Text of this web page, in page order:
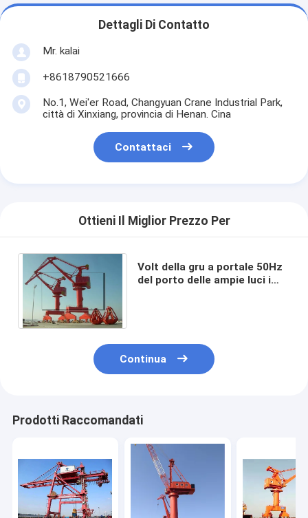
Dettagli Di Contatto
Mr. kalai
+8618790521666
No.1, Wei'er Road, Changyuan Crane Industrial Park,
città di Xinxiang, provincia di Henan. Cina
Contattaci
Ottieni Il Miglior Prezzo Per
Volt della gru a portale 50Hz
del porto delle ampie luci i
Continua
Prodotti Raccomandati